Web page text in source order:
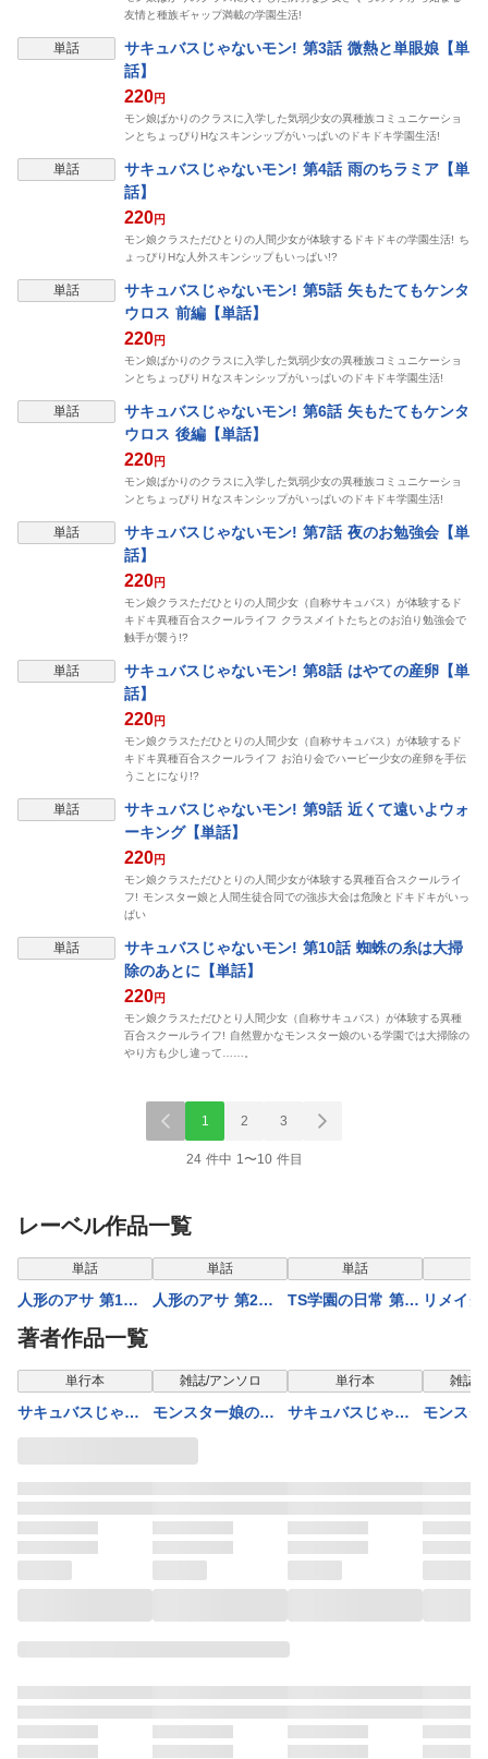
友情と種族ギャップ満載の学園生活!
表示制限中
単話
サキュバスじゃないモン! 第3話 微熱と単眼娘【単
話】
220円
モン娘ばかりのクラスに入学した気弱少女の異種族コミュニケーショ
ンとちょっぴりHなスキンシップがいっぱいのドキドキ学園生活!
表示制限中
単話
サキュバスじゃないモン! 第4話 雨のちラミア【単
話】
220円
モン娘クラスただひとりの人間少女が体験するドキドキの学園生活! ち
ょっぴりHな人外スキンシップもいっぱい!?
表示制限中
単話
サキュバスじゃないモン! 第5話 矢もたてもケンタ
ウロス 前編【単話】
220円
モン娘ばかりのクラスに入学した気弱少女の異種族コミュニケーショ
ンとちょっぴりＨなスキンシップがいっぱいのドキドキ学園生活!
表示制限中
単話
サキュバスじゃないモン! 第6話 矢もたてもケンタ
ウロス 後編【単話】
220円
モン娘ばかりのクラスに入学した気弱少女の異種族コミュニケーショ
ンとちょっぴりＨなスキンシップがいっぱいのドキドキ学園生活!
表示制限中
単話
サキュバスじゃないモン! 第7話 夜のお勉強会【単
話】
220円
モン娘クラスただひとりの人間少女（自称サキュバス）が体験するド
キドキ異種百合スクールライフ クラスメイトたちとのお泊り勉強会で
触手が襲う!?
表示制限中
単話
サキュバスじゃないモン! 第8話 はやての産卵【単
話】
220円
モン娘クラスただひとりの人間少女（自称サキュバス）が体験するド
キドキ異種百合スクールライフ お泊り会でハーピー少女の産卵を手伝
うことになり!?
表示制限中
単話
サキュバスじゃないモン! 第9話 近くて遠いよウォ
ーキング【単話】
220円
モン娘クラスただひとりの人間少女が体験する異種百合スクールライ
フ! モンスター娘と人間生徒合同での強歩大会は危険とドキドキがいっ
ぱい
表示制限中
単話
サキュバスじゃないモン! 第10話 蜘蛛の糸は大掃
除のあとに【単話】
220円
モン娘クラスただひとり人間少女（自称サキュバス）が体験する異種
百合スクールライフ! 自然豊かなモンスター娘のいる学園では大掃除の
やり方も少し違って……。
1 2 3
24 件中 1〜10 件目
レーベル作品一覧
表示制限中
単話
人形のアサ 第1話
【単話】
表示制限中
単話
人形のアサ 第2話
表示制限中
単話
TS学園の日常 第1
表示
リメイ
著者作品一覧
表示制限中
単行本
サキュバスじゃな
いモン! 第1巻
表示制限中
雑誌/アンソロ
モンスター娘のい
る日常 ４コマア
表示制限中
単行本
サキュバスじゃな
表示
雑誌/
モンス